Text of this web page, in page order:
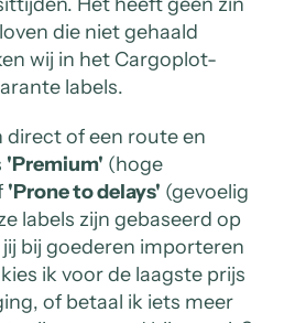
die niet gehaald
wij in het Cargoplot-
labels.
direct of een route en
'Premium' (hoge
'Prone to delays' (gevoelig
labels zijn gebaseerd op
bij goederen importeren
ik voor de laagste prijs
of betaal ik iets meer